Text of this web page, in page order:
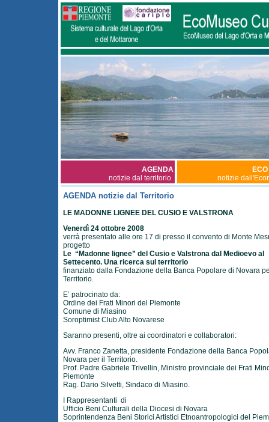
AGENDA
notizie dal territorio
notizie
AGENDA notizie dal Territorio
LE MADONNE LIGNEE DEL CUSIO E VALSTRONA
Venerdì 24 ottobre 2008
verrà presentato alle ore 17 di presso il convento di Monte
progetto
Le “Madonne lignee” del Cusio e Valstrona dal Medioevo al
Settecento. Una ricerca sul territorio
finanziato dalla Fondazione della Banca Popolare di Novara
Territorio.
E’ patrocinato da:
Ordine dei Frati Minori del Piemonte
Comune di Miasino
Soroptimist Club Alto Novarese
Saranno presenti, oltre ai coordinatori e collaboratori:
Avv. Franco Zanetta, presidente Fondazione della Banca
Novara per il Territorio.
Prof. Padre Gabriele Trivellin, Ministro provinciale dei Frati
Piemonte
Rag. Dario Silvetti, Sindaco di Miasino.
I Rappresentanti di
Ufficio Beni Culturali della Diocesi di Novara
Soprintendenza Beni Storici Artistici Etnoantropologici del